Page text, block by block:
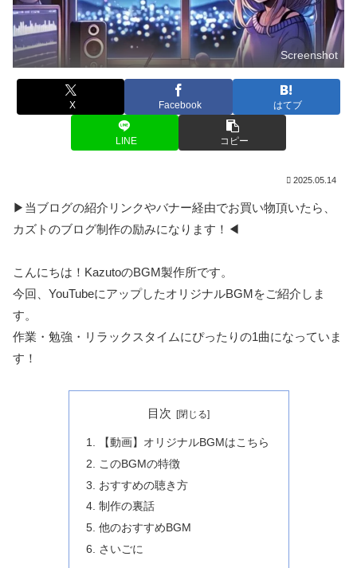
Screenshot
X Facebook はてブ
LINE コピー
2025.05.14
▶当ブログの紹介リンクやバナー経由でお買い物頂いたら、
カズトのブログ制作の励みになります！◀
こんにちは！KazutoのBGM製作所です。
今回、YouTubeにアップしたオリジナルBGMをご紹介しま
す。
作業・勉強・リラックスタイムにぴったりの1曲になっていま
す！
目次
【動画】オリジナルBGMはこちら
このBGMの特徴
おすすめの聴き方
制作の裏話
他のおすすめBGM
さいごに